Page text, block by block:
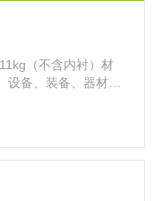
（不含内衬）材
备、装备、器材、